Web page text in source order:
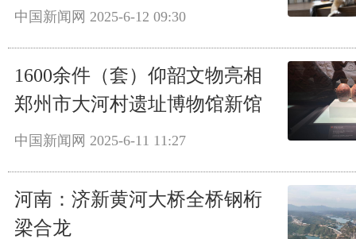
中国新闻网 2025-6-12 09:30
1600余件（套）仰韶文物亮相
郑州市大河村遗址博物馆新馆
中国新闻网 2025-6-11 11:27
河南：济新黄河大桥全桥钢桁
梁合龙